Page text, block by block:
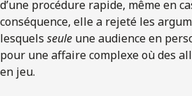
d’une procédure rapide, même en
conséquence, elle a rejeté les
lesquels seule une audience en
pour une affaire complexe où des
en jeu.